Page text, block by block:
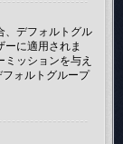
、デフォルトグル
ーに適用されま
ッションを与え
ォルトグループ